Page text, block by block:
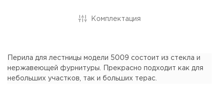
Комплектация
Перила для лестницы модели 5009 состоит из стекла и
нержавеющей фурнитуры. Прекрасно подходит как для
небольших участков, так и больших терас.